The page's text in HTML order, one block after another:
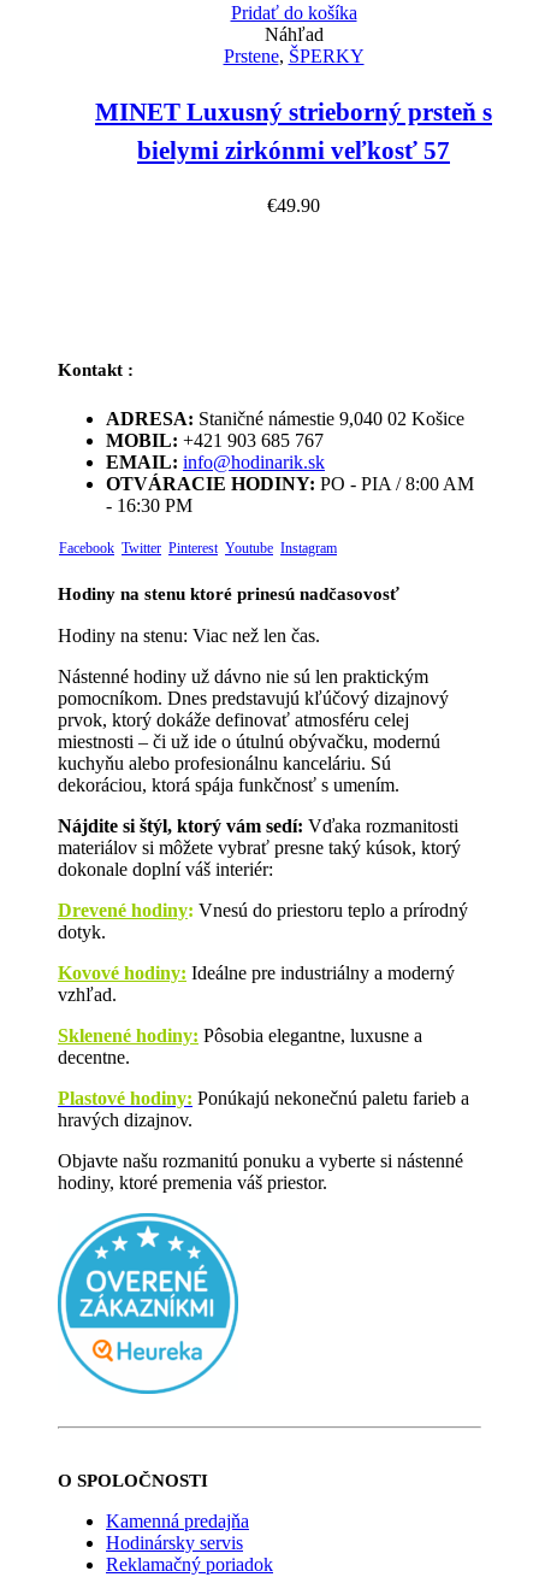
Pridať do košíka
Náhľad
Prstene, ŠPERKY
MINET Luxusný strieborný prsteň s
bielymi zirkónmi veľkosť 57
€49.90
Kontakt :
ADRESA: Staničné námestie 9,040 02 Košice
MOBIL: +421 903 685 767
EMAIL: info@hodinarik.sk
OTVÁRACIE HODINY: PO - PIA / 8:00 AM
- 16:30 PM
Facebook Twitter Pinterest Youtube Instagram
Hodiny na stenu ktoré prinesú nadčasovosť
Hodiny na stenu: Viac než len čas.
Nástenné hodiny už dávno nie sú len praktickým
pomocníkom. Dnes predstavujú kľúčový dizajnový
prvok, ktorý dokáže definovať atmosféru celej
miestnosti – či už ide o útulnú obývačku, modernú
kuchyňu alebo profesionálnu kanceláriu. Sú
dekoráciou, ktorá spája funkčnosť s umením.
Nájdite si štýl, ktorý vám sedí: Vďaka rozmanitosti
materiálov si môžete vybrať presne taký kúsok, ktorý
dokonale doplní váš interiér:
Drevené hodiny: Vnesú do priestoru teplo a prírodný
dotyk.
Kovové hodiny: Ideálne pre industriálny a moderný
vzhľad.
Sklenené hodiny: Pôsobia elegantne, luxusne a
decentne.
Plastové hodiny: Ponúkajú nekonečnú paletu farieb a
hravých dizajnov.
Objavte našu rozmanitú ponuku a vyberte si nástenné
hodiny, ktoré premenia váš priestor.
O SPOLOČNOSTI
Kamenná predajňa
Hodinársky servis
Reklamačný poriadok